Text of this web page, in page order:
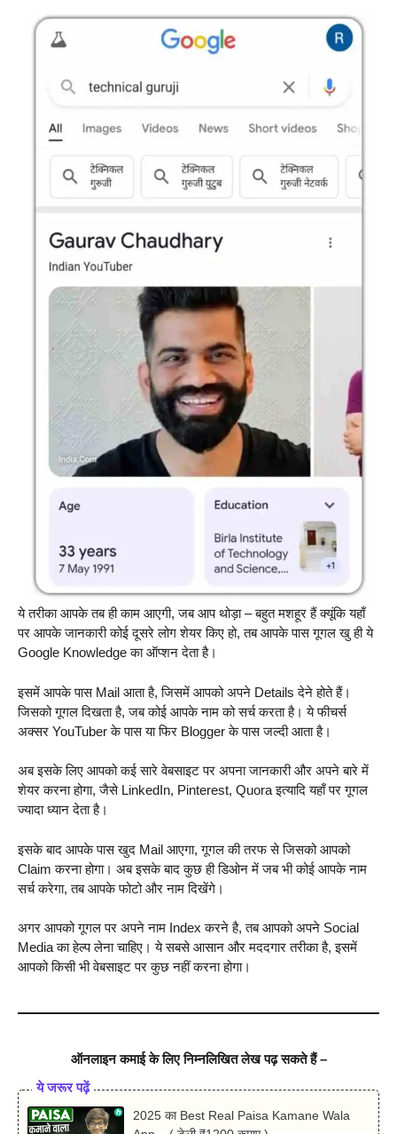
ये तरीका आपके तब ही काम आएगी, जब आप थोड़ा – बहुत मशहूर हैं क्यूंकि यहाँ
पर आपके जानकारी कोई दूसरे लोग शेयर किए हो, तब आपके पास गूगल खु ही ये
Google Knowledge का ऑप्शन देता है।
इसमें आपके पास Mail आता है, जिसमें आपको अपने Details देने होते हैं।
जिसको गूगल दिखता है, जब कोई आपके नाम को सर्च करता है। ये फीचर्स
अक्सर YouTuber के पास या फिर Blogger के पास जल्दी आता है।
अब इसके लिए आपको कई सारे वेबसाइट पर अपना जानकारी और अपने बारे में
शेयर करना होगा, जैसे LinkedIn, Pinterest, Quora इत्यादि यहाँ पर गूगल
ज्यादा ध्यान देता है।
इसके बाद आपके पास खुद Mail आएगा, गूगल की तरफ से जिसको आपको
Claim करना होगा। अब इसके बाद कुछ ही डिओन में जब भी कोई आपके नाम
सर्च करेगा, तब आपके फोटो और नाम दिखेंगे।
अगर आपको गूगल पर अपने नाम Index करने है, तब आपको अपने Social
Media का हेल्प लेना चाहिए। ये सबसे आसान और मददगार तरीका है, इसमें
आपको किसी भी वेबसाइट पर कुछ नहीं करना होगा।
ऑनलाइन कमाई के लिए निम्नलिखित लेख पढ़ सकते हैं –
ये जरूर पढ़ें
2025 का Best Real Paisa Kamane Wala